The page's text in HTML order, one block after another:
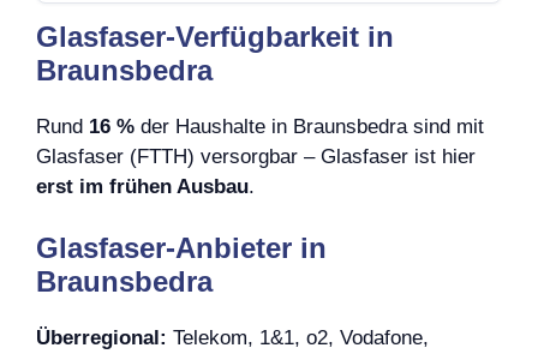
Glasfaser-Verfügbarkeit in
Braunsbedra
Rund 16 % der Haushalte in Braunsbedra sind mit
Glasfaser (FTTH) versorgbar – Glasfaser ist hier
erst im frühen Ausbau.
Glasfaser-Anbieter in
Braunsbedra
Überregional: Telekom, 1&1, o2, Vodafone,